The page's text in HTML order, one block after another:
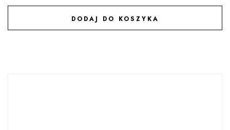
DODAJ DO KOSZYKA
DODAJ DO ULUBIONYCH